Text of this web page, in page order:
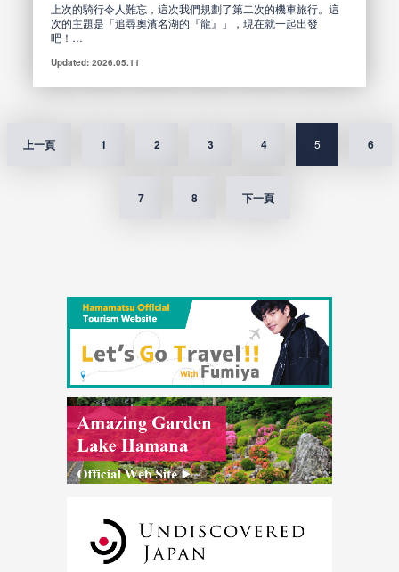
上次的騎行令人難忘，這次我們規劃了第二次的機車旅行。這
次的主題是「追尋奧濱名湖的『龍』」，現在就一起出發
吧！…
Updated: 2026.05.11
上一頁 1 2 3 4 5 6
7 8 下一頁